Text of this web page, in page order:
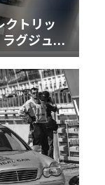
クトリッ
グジュア